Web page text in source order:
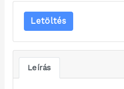
Letöltés
Leírás